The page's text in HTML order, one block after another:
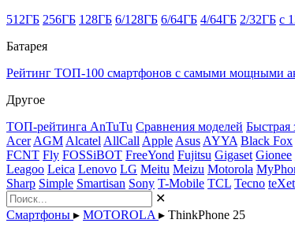
512ГБ 256ГБ 128ГБ 6/128ГБ 6/64ГБ 4/64ГБ 2/32ГБ с
Батарея
Рейтинг ТОП-100 смартфонов с самыми мощными
Другое
ТОП-рейтинга AnTuTu Сравнения моделей Быстрая
Acer AGM Alcatel AllCall Apple Asus AYYA Black Fox
FCNT Fly FOSSiBOT FreeYond Fujitsu Gigaset Gionee
Leagoo Leica Lenovo LG Meitu Meizu Motorola
Sharp Simple Smartisan Sony T-Mobile TCL Tecno teXet
✕
Смартфоны ▸ MOTOROLA ▸ ThinkPhone 25